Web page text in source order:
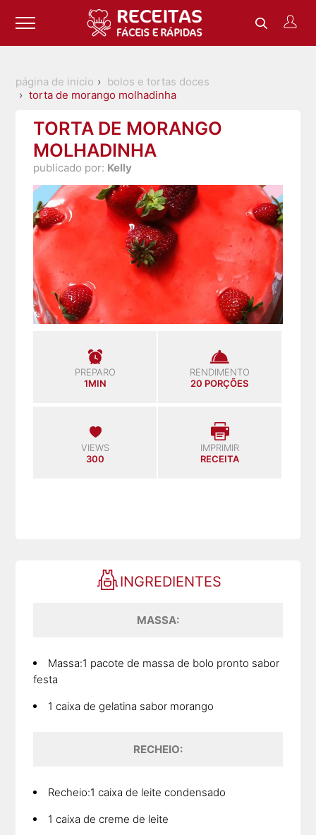
página de inicio
bolos e tortas doces
torta de morango molhadinha
TORTA DE MORANGO
MOLHADINHA
publicado por: Kelly
PREPARO
1MIN
RENDIMENTO
20 PORÇÕES
VIEWS
300
IMPRIMIR
RECEITA
INGREDIENTES
MASSA:
Massa:1 pacote de massa de bolo pronto sabor
festa
1 caixa de gelatina sabor morango
RECHEIO:
Recheio:1 caixa de leite condensado
1 caixa de creme de leite